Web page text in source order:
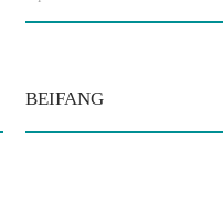
BEIFANG